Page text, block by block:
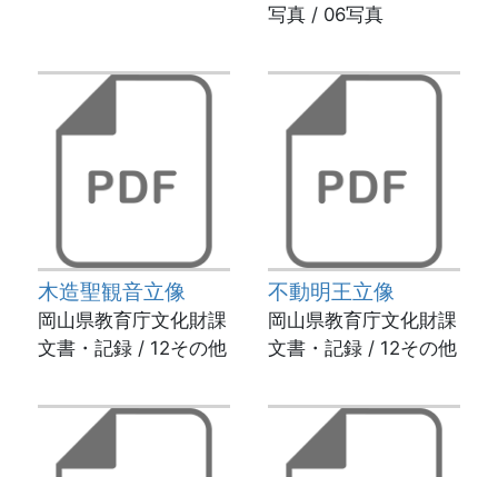
写真 / 06写真
木造聖観音立像
岡山県教育庁文化財課
文書・記録 / 12その他
不動明王立像
岡山県教育庁文化財課
文書・記録 / 12その他